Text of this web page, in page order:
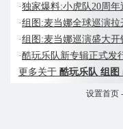
·独家爆料:小虎队20周
·组图:麦当娜全球巡演
·组图:麦当娜巡演盛大
·酷玩乐队新专辑正式发
更多关于 酷玩乐队 组图
设置首页-